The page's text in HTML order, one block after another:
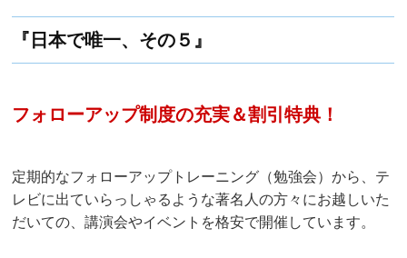
『日本で唯一、その５』
フォローアップ制度の充実＆割引特典！
定期的なフォローアップトレーニング（勉強会）から、 テ
レビに出ていらっしゃるような著名人の方々にお越しいた
だいての、講演会やイベントを格安で開催しています。